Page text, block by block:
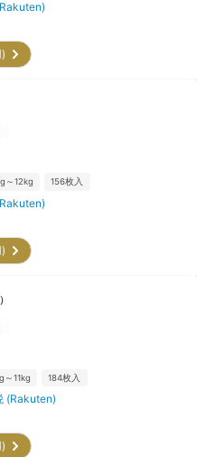
)
～12kg 156枚入
)
～11kg 184枚入
(Rakuten)
)